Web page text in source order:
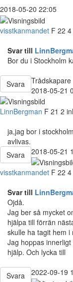
2018-05-20 22:05
visstkanmandet F 22 4
Svar till
Bor du i Stockholm
Svara
Trådskapare
2018-05-21
LinnBergman F 21 2
ja,jag bor i
avlivas.
Svara
2018-05-21
visstkanmandet F 22 4
Svar till
Ojdå.
Jag ber så mycket
hjälpa till förrän
skulle ha tagit hem
Jag hoppas
hjälp. Och lycka till
Svara
2022-09-19